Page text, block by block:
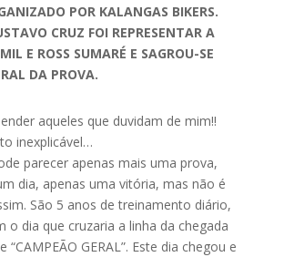
POR KALANGAS BIKERS.
CRUZ FOI REPRESENTAR A
E ROSS SUMARÉ E SAGROU-SE
DA PROVA.
aqueles que duvidam de mim!!
inexplicável…
parecer apenas mais uma prova,
dia, apenas uma vitória, mas não é
São 5 anos de treinamento diário,
o dia que cruzaria a linha da chegada
GERAL”. Este dia chegou e